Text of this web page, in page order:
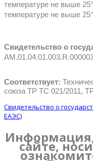
температуре не выше
температуре не выше
Свидетельство о
Соответствует:
союза ТР ТС 021/2011,
Свидетельство о
ЕАЭС)
Информация,
сайте,